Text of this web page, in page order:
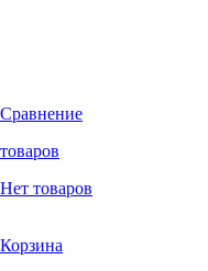
Сравнение
товаров
Нет товаров
Корзина